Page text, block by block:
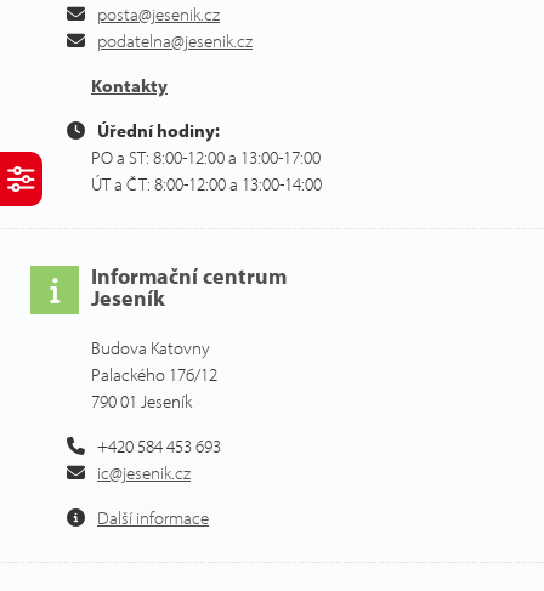
posta@jesenik.cz
podatelna@jesenik.cz
Kontakty
Úřední hodiny:
PO a ST: 8:00-12:00 a 13:00-17:00
ÚT a ČT: 8:00-12:00 a 13:00-14:00
Informační centrum
Jeseník
Budova Katovny
Palackého 176/12
790 01 Jeseník
+420 584 453 693
ic@jesenik.cz
Další informace